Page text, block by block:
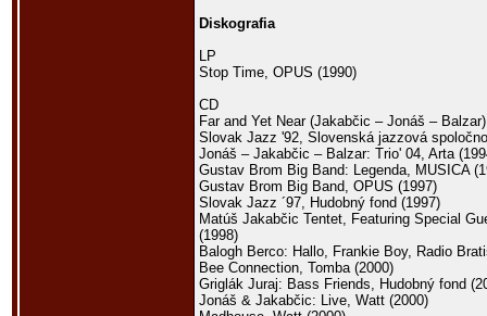
Diskografia
LP
Stop Time, OPUS (1990)
CD
Far and Yet Near (Jakabčic – Jonáš –
Slovak Jazz '92, Slovenská jazzová
Jonáš – Jakabčic – Balzar: Trio' 04, Arta
Gustav Brom Big Band: Legenda, MUSICA
Gustav Brom Big Band, OPUS (1997)
Slovak Jazz ´97, Hudobný fond (1997)
Matúš Jakabčic Tentet, Featuring Special
(1998)
Balogh Berco: Hallo, Frankie Boy, Radio
Bee Connection, Tomba (2000)
Griglák Juraj: Bass Friends, Hudobný fond
Jonáš & Jakabčic: Live, Watt (2000)